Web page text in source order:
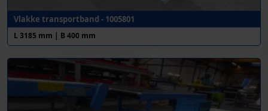
Vlakke transportband - 1005801
L 3185 mm | B 400 mm